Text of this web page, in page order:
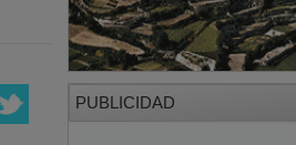
PUBLICIDAD